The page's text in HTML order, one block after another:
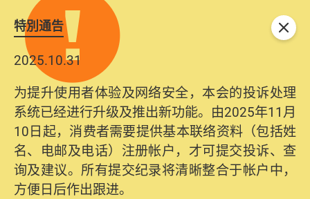
特別通告
2025.10.31
为提升使用者体验及网络安全，本会的投诉处理
系统已经进行升级及推出新功能。由2025年11月
10日起，消费者需要提供基本联络资料（包括姓
名、电邮及电话）注册帐户，才可提交投诉、查
询及建议。所有提交纪录将清晰整合于帐户中，
方便日后作出跟进。
关闭